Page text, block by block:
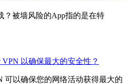
？被墙风险的App指的是在特
以确保最大的安全性？
可以确保您的网络活动获得最大的